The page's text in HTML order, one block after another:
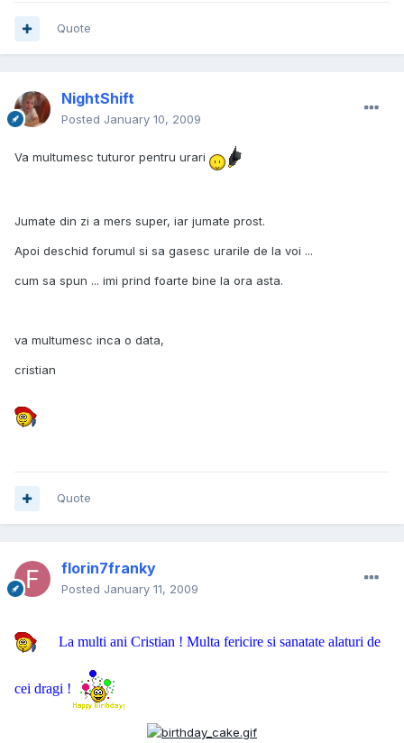
Quote
NightShift
Posted January 10, 2009
Va multumesc tuturor pentru urari
Jumate din zi a mers super, iar jumate prost.
Apoi deschid forumul si sa gasesc urarile de la voi ...
cum sa spun ... imi prind foarte bine la ora asta.
va multumesc inca o data,
cristian
Quote
florin7franky
Posted January 11, 2009
La multi ani Cristian ! Multa fericire si sanatate alaturi de
cei dragi !